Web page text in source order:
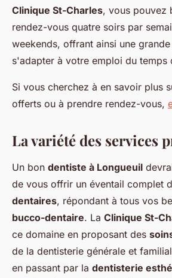
Clinique St-Charles, vous pouvez
rendez-vous quatre soirs par
weekends, offrant ainsi une
s'adapter à votre emploi du temps
Si vous cherchez à en savoir plus
offerts ou à prendre rendez-vous,
La variété des services
Un bon dentiste à Longueuil
de vous offrir un éventail complet
dentaires, répondant à tous vos
bucco-dentaire. La Clinique St-
ce domaine en proposant des
de la dentisterie générale et
en passant par la dentisterie